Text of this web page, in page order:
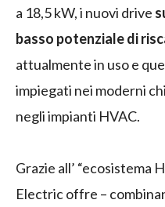
a 18,5 kW, i nuovi drive
basso potenziale di
attualmente in uso e
impiegati nei moderni
negli impianti HVAC.
Grazie all’ “ecosistema
Electric offre –